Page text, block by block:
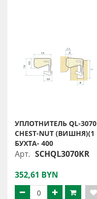
УПЛОТНИТЕЛЬ QL-3070
CHEST-NUT (ВИШНЯ)(1
БУХТА- 400
Арт. SCHQL3070KR
352,61 BYN